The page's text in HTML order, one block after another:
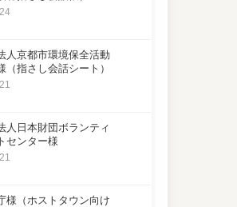
人京都市環境保全活動
（指さし会話シート）
人日本財団ボランティ
センター様
様（ホストタウン向け